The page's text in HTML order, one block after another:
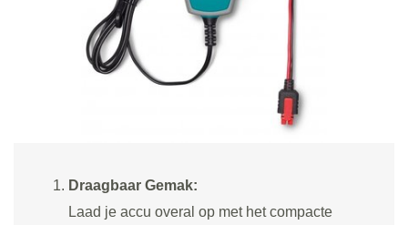
Draagbaar Gemak:
Laad je accu overal op met het compacte